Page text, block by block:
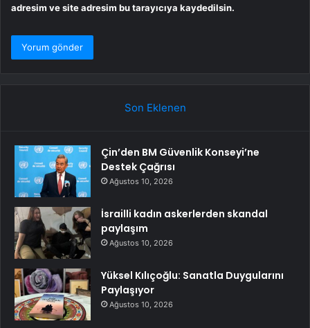
adresim ve site adresim bu tarayıcıya kaydedilsin.
Son Eklenen
Çin’den BM Güvenlik Konseyi’ne
Destek Çağrısı
Ağustos 10, 2026
İsrailli kadın askerlerden skandal
paylaşım
Ağustos 10, 2026
Yüksel Kılıçoğlu: Sanatla Duygularını
Paylaşıyor
Ağustos 10, 2026